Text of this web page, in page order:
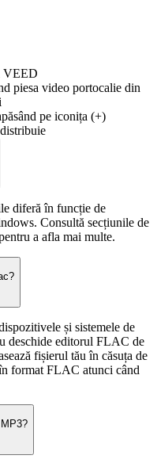
VEED
piesa video portocalie din
pe iconița (+)
diferă în funcție de
Consultă secțiunile de
a afla mai multe.
și sistemele de
deschide editorul FLAC de
fișierul tău în căsuța de
format FLAC atunci când